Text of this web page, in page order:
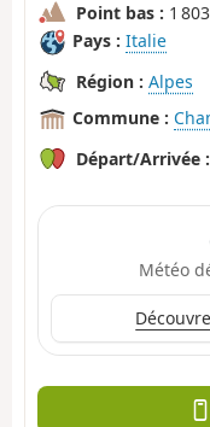
Point bas : 1
Pays : Italie
Région : Alpes
Commune :
Départ/Arrivée :
Météo